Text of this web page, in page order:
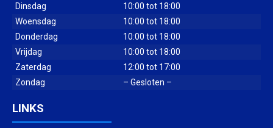
Dinsdag
10:00 tot 18:00
Woensdag
10:00 tot 18:00
Donderdag
10:00 tot 18:00
Vrijdag
10:00 tot 18:00
Zaterdag
12:00 tot 17:00
Zondag
– Gesloten –
LINKS